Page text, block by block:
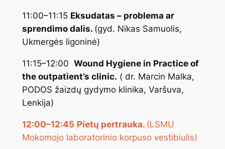
11:00–11:15 Eksudatas – problema ar
sprendimo dalis. (gyd. Nikas Samuolis,
Ukmergės ligoninė)
11:15–12:00 Wound Hygiene in Practice of
the outpatient’s clinic. ( dr. Marcin Malka,
PODOS žaizdų gydymo klinika, Varšuva,
Lenkija)
12:00–12:45 Pietų pertrauka. (LSMU
Mokomojo laboratorinio korpuso vestibiulis)